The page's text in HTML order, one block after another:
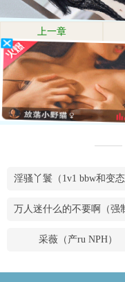
上一章
采薇（产ru NPH）